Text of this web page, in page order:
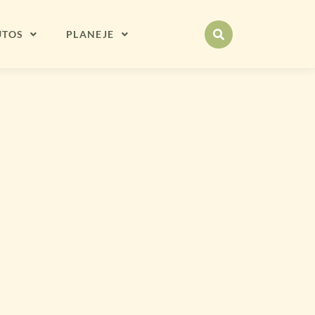
PLANEJE